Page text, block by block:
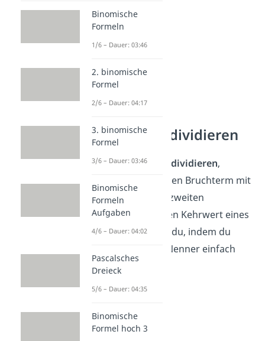
Bruchterme dividieren
Um Bruchterme zu dividieren,
nimmst du den ersten Bruchterm mit
demKehrwert
des zweiten
Bruchterms mal. Den Kehrwert eines
Bruchterms bildest du, indem du
seinen Zähler und Nenner einfach
vertauscht
Beispiel:
Binomische
Formeln
1/6 – Dauer: 03:46
2. binomische
Formel
2/6 – Dauer: 04:17
3. binomische
Formel
3/6 – Dauer: 03:46
Binomische
Formeln
Aufgaben
4/6 – Dauer: 04:02
Pascalsches
Dreieck
5/6 – Dauer: 04:35
Binomische
Formel hoch 3